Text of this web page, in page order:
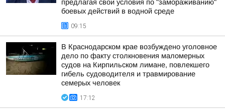
предлагая свои условия по "замораживанию"
боевых действий в водной среде
09:15
В Краснодарском крае возбуждено уголовное
дело по факту столкновения маломерных
судов на Кирпильском лимане, повлекшего
гибель судоводителя и травмирование
семерых человек
17:12